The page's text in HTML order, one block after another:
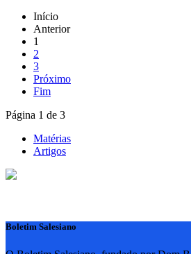
Início
Anterior
1
2
3
Próximo
Fim
Página 1 de 3
Matérias
Artigos
Boletim Salesiano